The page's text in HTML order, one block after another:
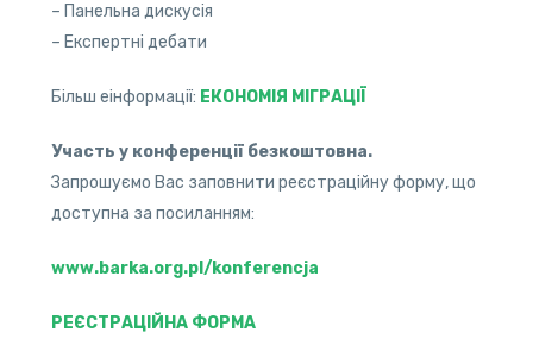
– Панельна дискусія
– Експертні дебати
Більш еінформації: ЕКОНОМІЯ МІГРАЦІЇ
Участь у конференції безкоштовна.
Запрошуємо Вас заповнити реєстраційну форму, що
доступна за посиланням:
www.barka.org.pl/konferencja
РЕЄСТРАЦІЙНА ФОРМА